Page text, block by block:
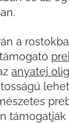
a
anyatej